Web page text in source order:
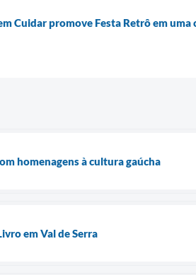
Cuidar promove Festa Retrô em
homenagens à cultura gaúcha
em Val de Serra